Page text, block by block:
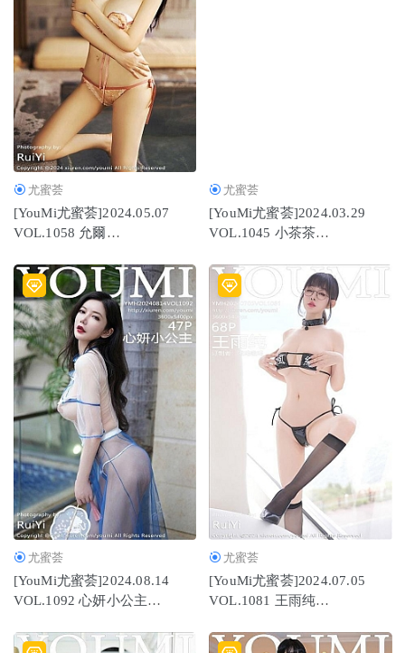
尤蜜荟
[YouMi尤蜜荟]2024.05.07
VOL.1058 允爾
尤蜜荟
[YouMi尤蜜荟]2024.03.29
VOL.1045 小茶茶
尤蜜荟
[YouMi尤蜜荟]2024.08.14
VOL.1092 心妍小公主
尤蜜荟
[YouMi尤蜜荟]2024.07.05
VOL.1081 王雨纯